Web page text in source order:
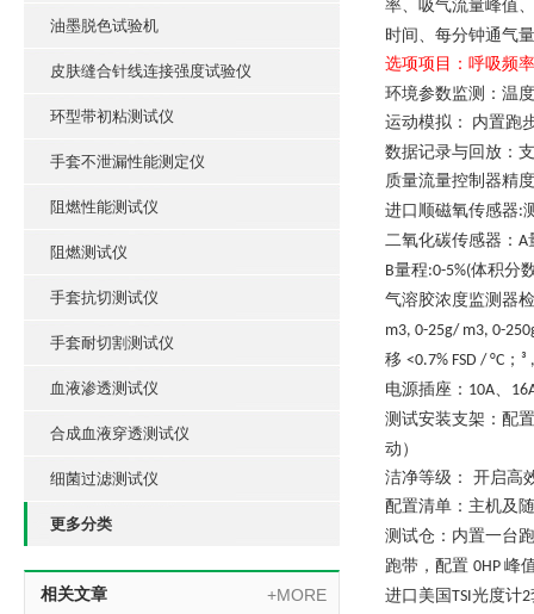
油墨脱色试验机
皮肤缝合针线连接强度试验仪
环型带初粘测试仪
手套不泄漏性能测定仪
阻燃性能测试仪
阻燃测试仪
手套抗切测试仪
手套耐切割测试仪
血液渗透测试仪
合成血液穿透测试仪
细菌过滤测试仪
更多分类
相关文章 +MORE
率、吸气流量峰值
时间、每分钟通气
选项项目： 呼吸频
环境参数监测：温
运动模拟：
内置跑
数据记录与回放：
质量流量控制器精
进口顺磁氧传感器:
二氧化碳传感器： A
B量程:0-5%(体积分
气溶胶浓度监测器
m3, 0-25g/ m3, 0-
移 <0.7% FSD / °C ； ³
电源插座： 10A、
测试安装支架：配
动）
洁净等级：
开启高
配置清单：主机及
测试仓：内置一台
跑带，配置 0HP 峰
进口美国 TSI光度计2